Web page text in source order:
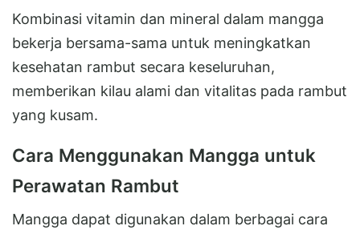
Kombinasi vitamin dan mineral dalam mangga
bekerja bersama-sama untuk meningkatkan
kesehatan rambut secara keseluruhan,
memberikan kilau alami dan vitalitas pada rambut
yang kusam.
Cara Menggunakan Mangga untuk
Perawatan Rambut
Mangga dapat digunakan dalam berbagai cara